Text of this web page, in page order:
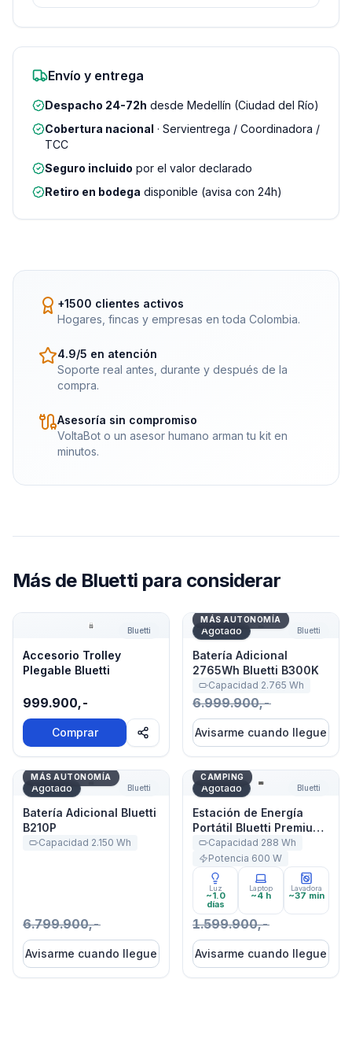
Envío y entrega
Despacho 24-72h desde Medellín (Ciudad del Río)
Cobertura nacional · Servientrega / Coordinadora /
TCC
Seguro incluido por el valor declarado
Retiro en bodega disponible (avisa con 24h)
+1500 clientes activos
Hogares, fincas y empresas en toda Colombia.
4.9/5 en atención
Soporte real antes, durante y después de la
compra.
Asesoría sin compromiso
VoltaBot o un asesor humano arman tu kit en
minutos.
Más de Bluetti para considerar
Accesorio Trolley Plegable Bluetti
Bluetti
Accesorio Trolley
Plegable Bluetti
999.900,-
Comprar
Batería Adicional 2765Wh
Agotado Bluetti
MÁS AUTONOMÍA
Batería Adicional
2765Wh Bluetti B300K
Capacidad 2.765 Wh
6.999.900,-
Avisarme cuando llegue
Batería Adicional Bluetti B210P
Agotado Bluetti
MÁS AUTONOMÍA
Batería Adicional Bluetti
B210P
Capacidad 2.150 Wh
6.799.900,-
Avisarme cuando llegue
Estación de Energía
Agotado Bluetti
CAMPING
Estación de Energía
Portátil Bluetti Premium
30 V2 600W 320Wh
Capacidad 288 Wh
Potencia 600 W
Luz
~1.0
días
Laptop
~4 h
Lavadora
~37 min
1.599.900,-
Avisarme cuando llegue